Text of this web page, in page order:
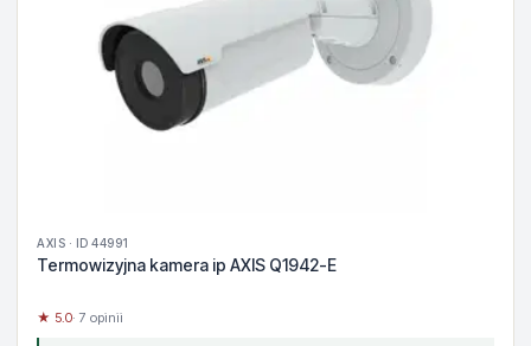
AXIS · ID 44991
Termowizyjna kamera ip AXIS Q1942-E
★ 5.0· 7 opinii